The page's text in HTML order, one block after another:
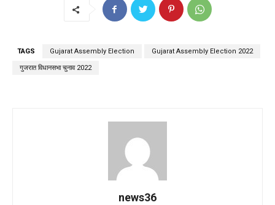
TAGS Gujarat Assembly Election Gujarat Assembly Election 2022
गुजरात विधानसभा चुनाव 2022
news36